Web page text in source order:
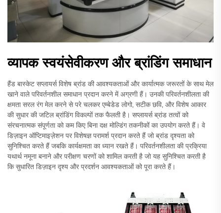
व्यापक स्वयंसेवीकरण और ब्रांडिंग समाधान
हैंड बास्केट सप्लायर्स विशेष ब्रांड की आवश्यकताओं और कार्यात्मक जरूरतों के साथ मेल
खाने वाले परिवर्तनशील समाधान प्रदान करने में अग्रणी हैं। उनकी परिवर्तनशीलता की
क्षमता सरल रंग मेल करने से परे चलकर एम्बेडेड लोगो, सटीक छवि, और विशेष आकार
की सुधार की जटिल ब्रांडिंग विकल्पों तक फैलती है। सप्लायर्स ब्रांड तत्वों को
संरचनात्मक संपूर्णता को कम किए बिना दक्ष मोल्डिंग तकनीकों का उपयोग करते हैं। वे
डिज़ाइन ऑप्टिमाइज़ेशन पर विशेषज्ञ परामर्श प्रदान करते हैं जो ब्रांड दृश्यता को
सुनिश्चित करते हैं जबकि कार्यक्षमता का ध्यान रखते हैं। परिवर्तनशीलता की प्रक्रिया
यथार्थ नमूना बनाने और परीक्षण चरणों को शामिल करती है जो यह सुनिश्चित करती है
कि सुधारित डिज़ाइन दृश्य और प्रदर्शन आवश्यकताओं को पूरा करते हैं।